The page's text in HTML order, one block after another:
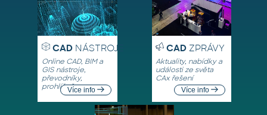
CADNÁSTROJE
Online CAD, BIM a
GIS nástroje,
převodníky,
prohlížečeVíce info
CADZPRÁVY
Aktuality, nabídky a
události ze světa
CAx řešení
Více info